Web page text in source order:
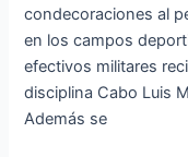
condecoraciones al
en los campos
efectivos militares
disciplina Cabo Luis
Además se